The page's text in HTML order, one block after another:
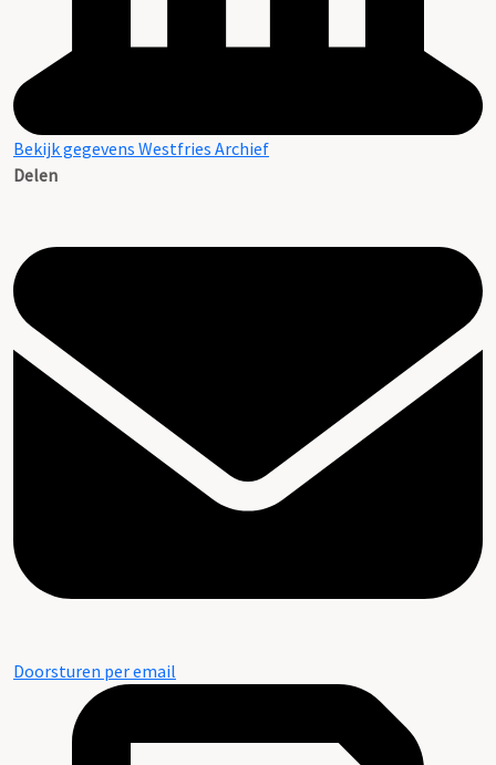
Bekijk gegevens Westfries Archief
Delen
Doorsturen per email